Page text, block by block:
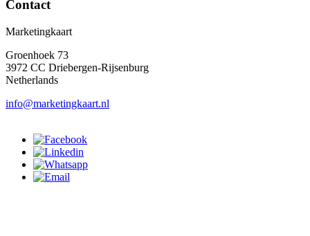
Contact
Marketingkaart
Groenhoek 73
3972 CC Driebergen-Rijsenburg
Netherlands
info@marketingkaart.nl